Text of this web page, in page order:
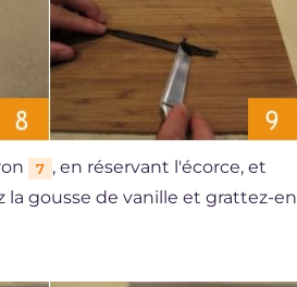
7 , en réservant l'écorce, et
la gousse de vanille et grattez-en